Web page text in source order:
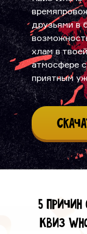
друзьями в
хлам в
атмосфере
приятным
5
Квиз